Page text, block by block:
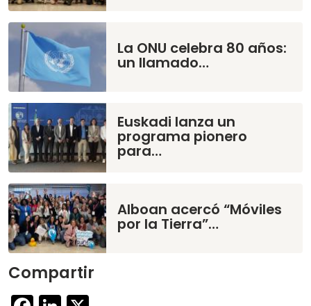
La ONU celebra 80 años:
un llamado…
Euskadi lanza un
programa pionero
para…
Alboan acercó “Móviles
por la Tierra”…
Compartir